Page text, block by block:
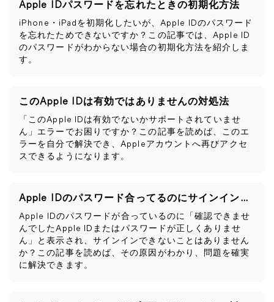
Apple IDパスワードを忘れたときの初期化方法
iPhone・iPadを初期化したいが、Apple IDのパスワード
を忘れたためできないですか？この記事では、Apple ID
のパスワードがわからない場合の初期化方法を紹介しま
す。
このApple IDは有効ではありませんの対処法
「このApple IDは有効でないかサポートされていませ
ん」エラーでお困りですか？この記事を読めば、このエ
ラーを自分で解決でき、Appleアカウントへ再びアクセ
スできるようになります。
Apple IDのパスワード合ってるのにサインインできない
Apple IDのパスワードが合っているのに「確認できませ
んでしたApple IDまたはパスワードが正しくありませ
ん」と表示され、サインインできないことはありません
か？この記事を読めば、その原因がわかり、問題を確実
に解決できます。